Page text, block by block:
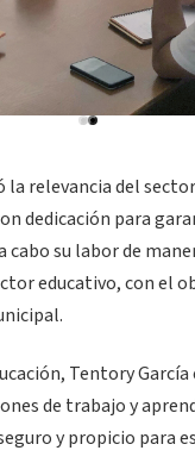
relevancia del
dedicación para
su labor de
educativo, con el
Tentory
de trabajo y
y propicio para